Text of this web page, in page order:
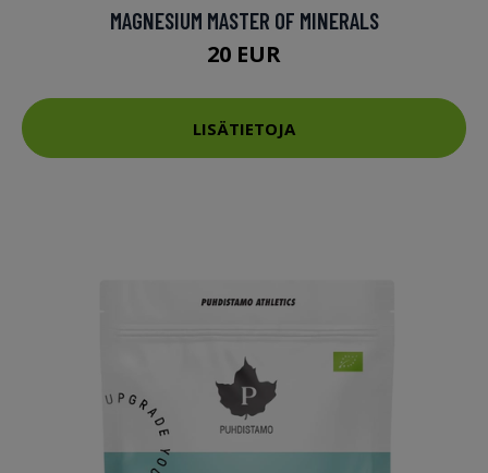
MAGNESIUM MASTER OF MINERALS
20 EUR
LISÄTIETOJA